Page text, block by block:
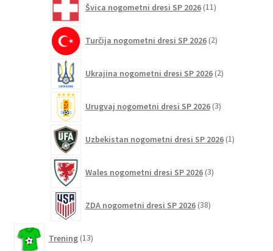
Švica nogometni dresi SP 2026 11izdelkov
Turčija nogometni dresi SP 2026 2izdelka
Ukrajina nogometni dresi SP 2026 2izdelka
Urugvaj nogometni dresi SP 2026 3izdelki
Uzbekistan nogometni dresi SP 2026 1izdelek
Wales nogometni dresi SP 2026 3izdelki
ZDA nogometni dresi SP 2026 38izdelkov
Trening 13izdelkov